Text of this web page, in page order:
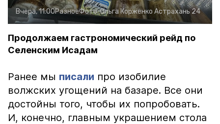
Вчера, 11:00РазноеФото:Ольга Корженко Астрахань 24
Продолжаем гастрономический рейд по
Селенским Исадам
Ранее мы писали про изобилие
волжских угощений на базаре. Все они
достойны того, чтобы их попробовать.
И, конечно, главным украшением стола